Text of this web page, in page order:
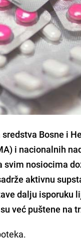
Bosne i
i nacionalnih
nosiocima
aktivnu
dalju isporuku
već puštene na